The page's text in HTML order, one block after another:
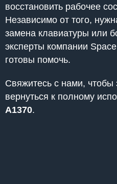
восстановить рабочее
Независимо от того,
замена клавиатуры или
эксперты компании
готовы помочь.
Свяжитесь с нами, чтобы
вернуться к полному
A1370.